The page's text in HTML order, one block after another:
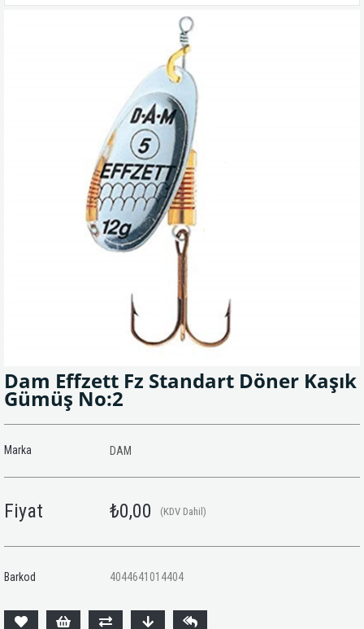
Dam Effzett Fz Standart Döner Kaşık
Gümüş No:2
Marka DAM
Fiyat ₺0,00 (KDV Dahil)
Barkod 4044641014404